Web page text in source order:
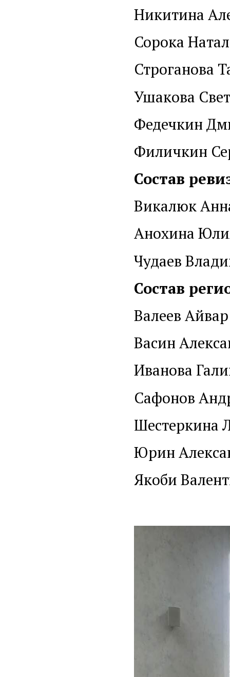
Никитина
Сорока
Строганова
Ушакова
Федечкин
Филичкин
Состав
Викалюк
Анохина
Чудаев
Состав
Валеев
Васин
Иванова
Сафонов
Шестеркина
Юрин
Якоби